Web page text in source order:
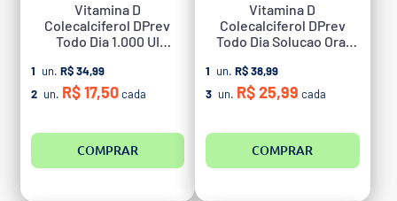
Vitamina D
Colecalciferol DPrev
Todo Dia 1.000 UI
1 un. R$ 34,99
2 un. R$ 17,50cada
COMPRAR
Vitamina D
Colecalciferol DPrev
Todo Dia Solucao Oral
1 un. R$ 38,99
3 un. R$ 25,99 cada
COMPRAR